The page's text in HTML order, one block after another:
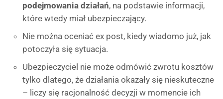
podejmowania działań, na podstawie informacji,
które wtedy miał ubezpieczający.
Nie można oceniać ex post, kiedy wiadomo już, jak
potoczyła się sytuacja.
Ubezpieczyciel nie może odmówić zwrotu kosztów
tylko dlatego, że działania okazały się nieskuteczne
– liczy się racjonalność decyzji w momencie ich